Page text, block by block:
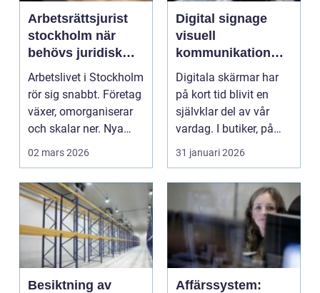
Arbetsrättsjurist
stockholm när
behövs juridisk
hjälp i arbetslivet?
Arbetslivet i Stockholm
rör sig snabbt. Företag
växer, omorganiserar
och skalar ner. Nya
chefer komm...
02 mars 2026
Digital signage
visuell
kommunikation
som fångar och
övertygar
Digitala skärmar har
på kort tid blivit en
självklar del av vår
vardag. I butiker, på
stationer, i f...
31 januari 2026
Besiktning av
Affärssystem: